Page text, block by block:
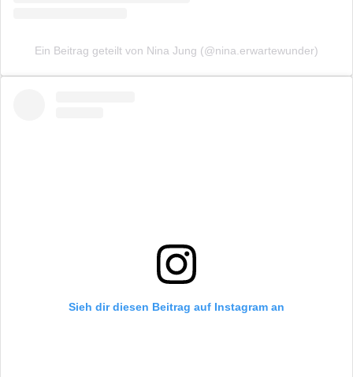
Ein Beitrag geteilt von Nina Jung (@nina.erwartewunder)
Sieh dir diesen Beitrag auf Instagram an